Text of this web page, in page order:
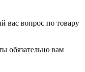
вас вопрос по товару
обязательно вам